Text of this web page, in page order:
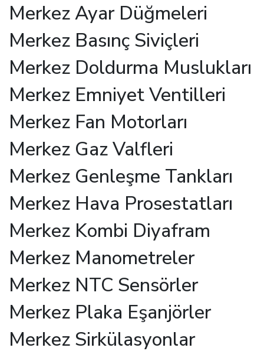
Merkez Ayar Düğmeleri
Merkez Basınç Siviçleri
Merkez Doldurma Muslukları
Merkez Emniyet Ventilleri
Merkez Fan Motorları
Merkez Gaz Valfleri
Merkez Genleşme Tankları
Merkez Hava Prosestatları
Merkez Kombi Diyafram
Merkez Manometreler
Merkez NTC Sensörler
Merkez Plaka Eşanjörler
Merkez Sirkülasyonlar